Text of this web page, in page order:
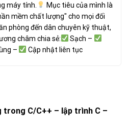
máy tính.
Mục tiêu của mình là
mềm chất lượng" cho mọi đối
phòng đến dân chuyên kỹ thuật,
châm chia sẻ:
Sạch –
– Cập nhật liên tục
C/C++ – lập trình C –